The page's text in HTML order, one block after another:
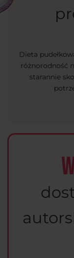
Dieta
różnorodność
starannie